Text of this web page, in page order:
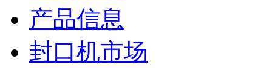
产品信息
封口机市场